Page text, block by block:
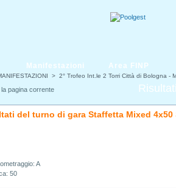
> 2° Trofeo Int.le 2 Torri Città di Bologna -
Manifestazioni Area FINP
del turno di gara Staffetta Mixed 4x50
A
50